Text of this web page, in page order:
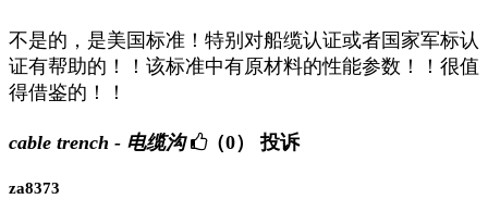
不是的，是美国标准！特别对船缆认证或者国家军标认
证有帮助的！！该标准中有原材料的性能参数！！很值
得借鉴的！！
cable trench - 电缆沟 （0） 投诉
za8373